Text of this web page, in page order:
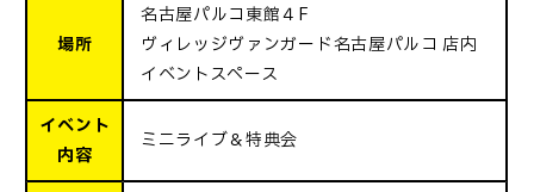
場所
名古屋パルコ東館４F
ヴィレッジヴァンガード名古屋パルコ 店内
イベントスペース
イベント
内容
ミニライブ＆特典会